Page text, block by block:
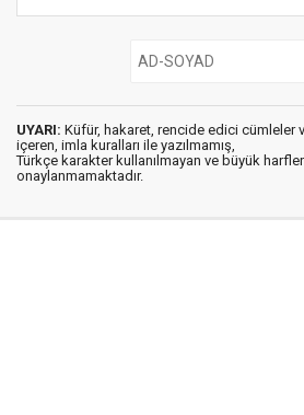
UYARI: Küfür, hakaret, rencide edici cümleler
içeren, imla kuralları ile yazılmamış,
Türkçe karakter kullanılmayan ve büyük
onaylanmamaktadır.